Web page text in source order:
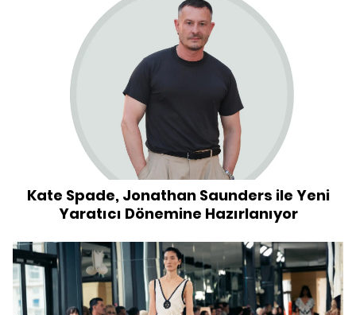
Kate Spade, Jonathan Saunders ile Yeni
Yaratıcı Dönemine Hazırlanıyor